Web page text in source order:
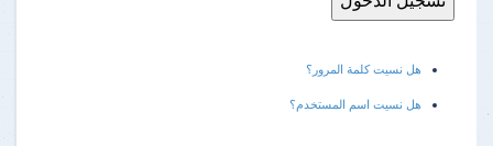
هل نسيت كلمة المرور؟
هل نسيت اسم المستخدم؟